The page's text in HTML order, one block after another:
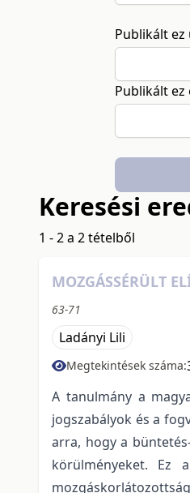
Publikált ez
Publikált ez
Keresési
1 - 2 a 2 tételből
MOZGÁSSÉRÜLT
63-71
Ladányi Lili
Megtekintések száma:
A tanulmány a
jogszabályok és a
arra, hogy a
körülményeket. Ez